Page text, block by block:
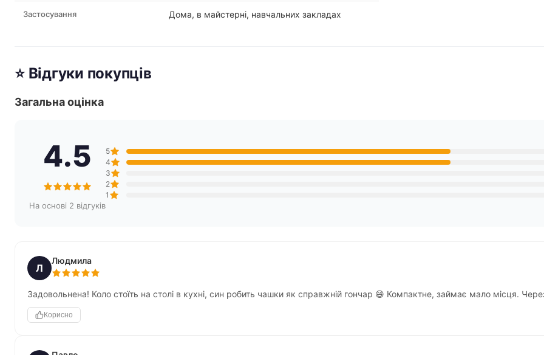
Застосування Дома, в майстерні, навчальних закладах
⭐ Відгуки покупців
Загальна оцінка
4.5
На основі 2 відгуків
5
4
3
2
1
Л
Людмила
Задовольнена! Коло стоїть на столі в кухні, син робить чашки як справжній гончар 😄 Компактне, займає мало місця.
Корисно